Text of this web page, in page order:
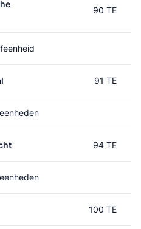
90 TE
91 TE
94 TE
100 TE